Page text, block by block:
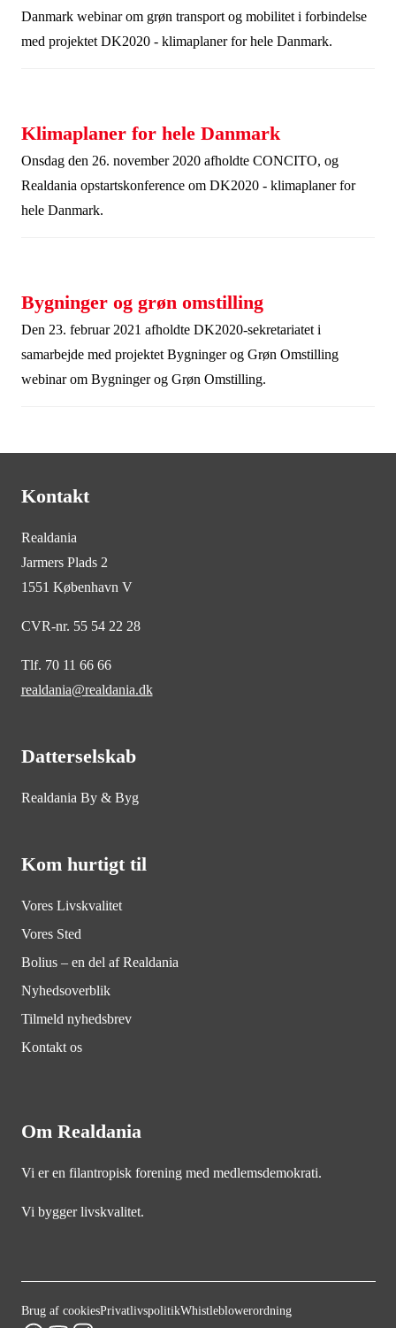
Danmark webinar om grøn transport og mobilitet i forbindelse
med projektet DK2020 - klimaplaner for hele Danmark.
Klimaplaner for hele Danmark
Onsdag den 26. november 2020 afholdte CONCITO, og
Realdania opstartskonference om DK2020 - klimaplaner for
hele Danmark.
Bygninger og grøn omstilling
Den 23. februar 2021 afholdte DK2020-sekretariatet i
samarbejde med projektet Bygninger og Grøn Omstilling
webinar om Bygninger og Grøn Omstilling.
Kontakt
Realdania
Jarmers Plads 2
1551 København V
CVR-nr. 55 54 22 28
Tlf. 70 11 66 66
realdania@realdania.dk
Datterselskab
Realdania By & Byg
Kom hurtigt til
Vores Livskvalitet
Vores Sted
Bolius – en del af Realdania
Nyhedsoverblik
Tilmeld nyhedsbrev
Kontakt os
Om Realdania
Vi er en filantropisk forening med medlemsdemokrati.
Vi bygger livskvalitet.
Brug af cookiesPrivatlivspolitikWhistleblowerordning